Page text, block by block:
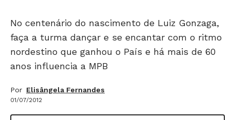
No centenário do nascimento de Luiz Gonzaga,
faça a turma dançar e se encantar com o ritmo
nordestino que ganhou o País e há mais de 60
anos influencia a MPB
Por Elisângela Fernandes
01/07/2012